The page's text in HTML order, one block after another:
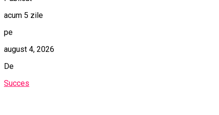
acum 5 zile
pe
august 4, 2026
De
Succes